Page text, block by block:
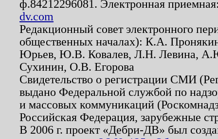
ф.84212296081. Электронная
dv.com
Редакционный совет электронного
общественных началах): К.А.
Юрьев, Ю.В. Ковалев, Л.Н. Левина,
Сухинин, О.В. Егорова
Свидетельство о регистрации СМИ
выдано Федеральной службой по
и массовых коммуникаций
Российская Федерация, зарубежные
В 2006 г. проект «Дебри-ДВ» был